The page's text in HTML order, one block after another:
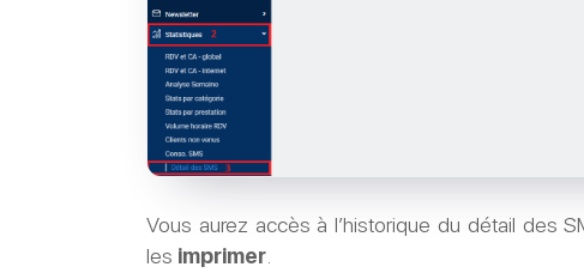
Vous aurez accès à l’historique du détail des
les imprimer